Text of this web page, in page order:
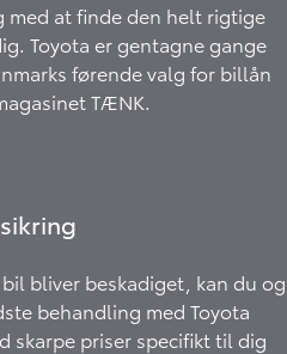
med at finde den helt rigtige
Toyota er gentagne gange
førende valg for billån
TÆNK.
bliver beskadiget, kan du og
behandling med Toyota
skarpe priser specifikt til dig